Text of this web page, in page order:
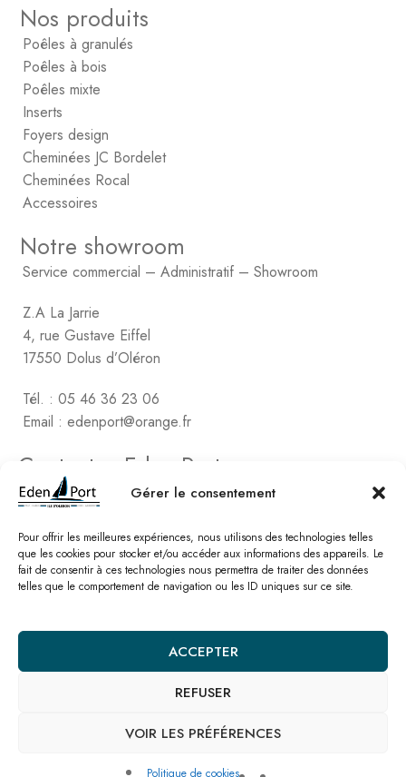
Gérer le consentement
Pour offrir les meilleures expériences, nous utilisons des technologies telles
que les cookies pour stocker et/ou accéder aux informations des appareils. Le
fait de consentir à ces technologies nous permettra de traiter des données
telles que le comportement de navigation ou les ID uniques sur ce site.
ACCEPTER
REFUSER
VOIR LES PRÉFÉRENCES
Politique de cookies
Nos produits
Poêles à granulés
Poêles à bois
Poêles mixte
Inserts
Foyers design
Cheminées JC Bordelet
Cheminées Rocal
Accessoires
Notre showroom
Service commercial – Administratif – Showroom
Z.A La Jarrie
4, rue Gustave Eiffel
17550 Dolus d’Oléron
Tél. : 05 46 36 23 06
Email : edenport@orange.fr
Contactez Eden Port
Comptabilité
2, rue de Vert-Bois – La Gaconnière
17480 le Château d’Oléon
Tél. : 05 46 47 78 16